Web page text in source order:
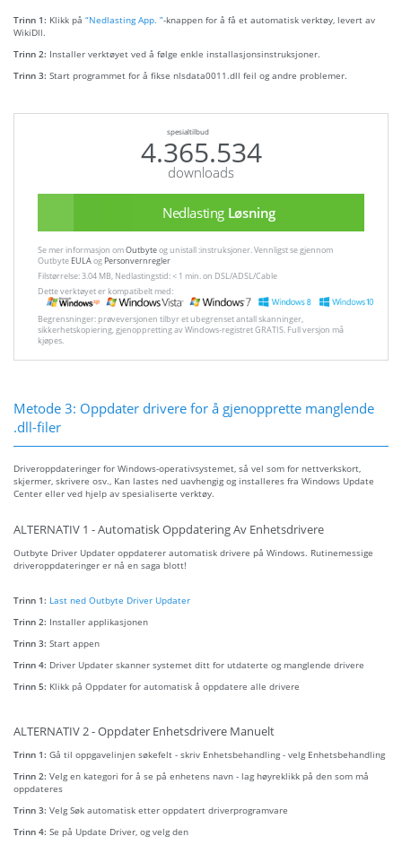
Trinn 1: Klikk på “Nedlasting App. ”-knappen for å få et automatisk verktøy, levert av
WikiDll.
Trinn 2: Installer verktøyet ved å følge enkle installasjonsinstruksjoner.
Trinn 3: Start programmet for å fikse nlsdata0011.dll feil og andre problemer.
spesialtilbud
4.365.534
downloads
Nedlasting Løsning
Se mer informasjon omOutbyteog unistall :instruksjoner. Vennligst se gjennom
Outbyte EULAog Personvernregler
Filstørrelse: 3.04 MB, Nedlastingstid: < 1 min. on DSL/ADSL/Cable
Dette verktøyet er kompatibelt med:
Begrensninger: prøveversjonen tilbyr et ubegrenset antall skanninger,
sikkerhetskopiering, gjenoppretting av Windows-registret GRATIS. Full versjon må
kjøpes.
Metode 3: Oppdater drivere for å gjenopprette manglende
.dll-filer
Driveroppdateringer for Windows-operativsystemet, så vel som for nettverkskort,
skjermer, skrivere osv., Kan lastes ned uavhengig og installeres fra Windows Update
Center eller ved hjelp av spesialiserte verktøy.
ALTERNATIV 1 - Automatisk Oppdatering Av Enhetsdrivere
Outbyte Driver Updater oppdaterer automatisk drivere på Windows. Rutinemessige
driveroppdateringer er nå en saga blott!
Trinn 1: Last ned Outbyte Driver Updater
Trinn 2: Installer applikasjonen
Trinn 3: Start appen
Trinn 4: Driver Updater skanner systemet ditt for utdaterte og manglende drivere
Trinn 5: Klikk på Oppdater for automatisk å oppdatere alle drivere
ALTERNATIV 2 - Oppdater Enhetsdrivere Manuelt
Trinn 1: Gå til oppgavelinjen søkefelt - skriv Enhetsbehandling - velg Enhetsbehandling
Trinn 2: Velg en kategori for å se på enhetens navn - lag høyreklikk på den som må
oppdateres
Trinn 3: Velg Søk automatisk etter oppdatert driverprogramvare
Trinn 4: Se på Update Driver, og velg den